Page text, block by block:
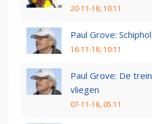
20-11-18, 10:11
Paul Grove:
16-11-18, 10:11
Paul Grove: De
vliegen
07-11-18, 05:11